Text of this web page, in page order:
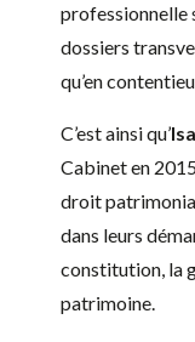
professionnelle
dossiers
qu’en
C’est ainsi qu’
Cabinet en
droit
dans leurs
constitution, la
patrimoine.